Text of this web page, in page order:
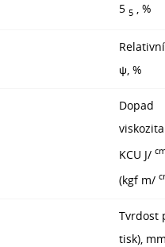
5 5 , %
ψ, %
Dopad
viskozita
KCU J/
(kgf m/
Tvrdost
tisk), mm